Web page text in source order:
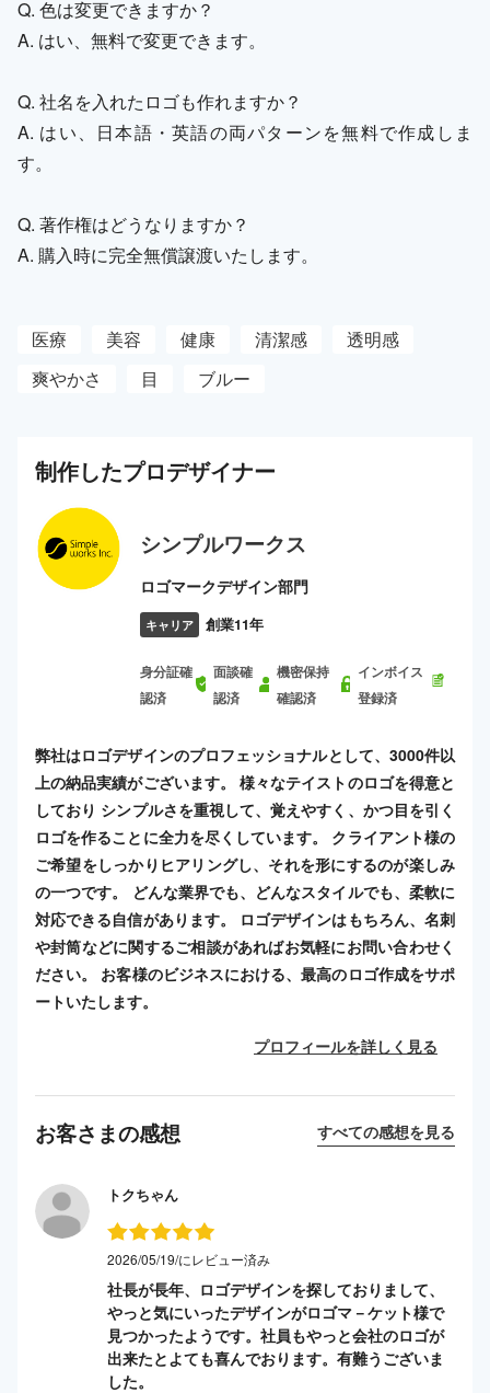
Q. 色は変更できますか？
A. はい、無料で変更できます。
Q. 社名を入れたロゴも作れますか？
A. はい、日本語・英語の両パターンを無料で作成しま
す。
Q. 著作権はどうなりますか？
A. 購入時に完全無償譲渡いたします。
医療 美容 健康 清潔感
透明感
爽やかさ
目 ブルー
制作したプロデザイナー
シンプルワークス
ロゴマークデザイン部門
キャリア 創業11年
身分証確
認済
面談確
認済
機密保持
確認済
インボイス
登録済
弊社はロゴデザインのプロフェッショナルとして、3000件以
上の納品実績がございます。 様々なテイストのロゴを得意と
しており シンプルさを重視して、覚えやすく、かつ目を引く
ロゴを作ることに全力を尽くしています。 クライアント様の
ご希望をしっかりヒアリングし、それを形にするのが楽しみ
の一つです。 どんな業界でも、どんなスタイルでも、柔軟に
対応できる自信があります。 ロゴデザインはもちろん、名刺
や封筒などに関するご相談があればお気軽にお問い合わせく
ださい。 お客様のビジネスにおける、最高のロゴ作成をサポ
ートいたします。
プロフィールを詳しく見る
お客さまの感想 すべての感想を見る
トクちゃん
2026/05/19/にレビュー済み
社長が長年、ロゴデザインを探しておりまして、
やっと気にいったデザインがロゴマ－ケット様で
見つかったようです。社員もやっと会社のロゴが
出来たとよても喜んでおります。有難うございま
した。